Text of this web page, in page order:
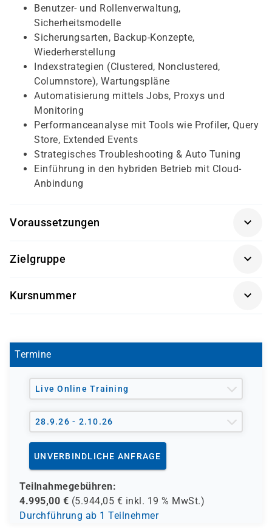
Benutzer- und Rollenverwaltung,
Sicherheitsmodelle
Sicherungsarten, Backup-Konzepte,
Wiederherstellung
Indexstrategien (Clustered, Nonclustered,
Columnstore), Wartungspläne
Automatisierung mittels Jobs, Proxys und
Monitoring
Performanceanalyse mit Tools wie Profiler, Query
Store, Extended Events
Strategisches Troubleshooting & Auto Tuning
Einführung in den hybriden Betrieb mit Cloud-
Anbindung
Voraussetzungen
Aufgaben, relationalen Datenbanken sowie
Zielgruppe
professionell betreiben möchten. Auch geeignet für
Kursnummer
Termine
Live Online Training
28.9.26 - 2.10.26
UNVERBINDLICHE ANFRAGE
Teilnahmegebühren:
4.995,00 € (5.944,05 € inkl. 19 % MwSt.)
Durchführung ab 1 Teilnehmer